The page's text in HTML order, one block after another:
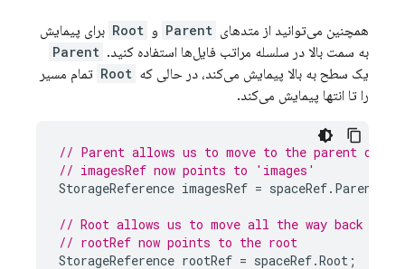
همچنین می‌توانید از متدهای Parent و Root برای پیمایش
به سمت بالا در سلسله مراتب فایل‌ها استفاده کنید. Parent
یک سطح به بالا پیمایش می‌کند، در حالی که Root تمام مسیر
را تا انتها پیمایش می‌کند.
// Parent allows us to move to the parent of a
// imagesRef now points to 'images'
StorageReference imagesRef = spaceRef. Parent
// Root allows us to move all the way back to
// rootRef now points to the root
StorageReference rootRef = spaceRef.Root ;